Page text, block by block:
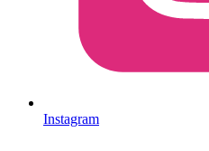
Instagram